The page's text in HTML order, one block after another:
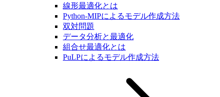
線形最適化とは
Python-MIPによるモデル作成方法
双対問題
データ分析と最適化
組合せ最適化とは
PuLPによるモデル作成方法